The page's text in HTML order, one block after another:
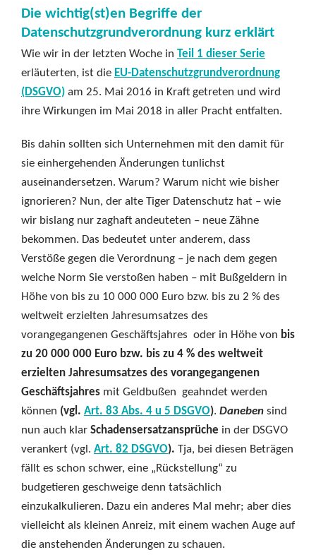
Die wichtig(st)en Begriffe der
Datenschutzgrundverordnung kurz erklärt
Wie wir in der letzten Woche in Teil 1 dieser Serie
erläuterten, ist die EU-Datenschutzgrundverordnung
(DSGVO) am 25. Mai 2016 in Kraft getreten und wird
ihre Wirkungen im Mai 2018 in aller Pracht entfalten.
Bis dahin sollten sich Unternehmen mit den damit für
sie einhergehenden Änderungen tunlichst
auseinandersetzen. Warum? Warum nicht wie bisher
ignorieren? Nun, der alte Tiger Datenschutz hat – wie
wir bislang nur zaghaft andeuteten – neue Zähne
bekommen. Das bedeutet unter anderem, dass
Verstöße gegen die Verordnung – je nach dem gegen
welche Norm Sie verstoßen haben – mit Bußgeldern in
Höhe von bis zu 10 000 000 Euro bzw. bis zu 2 % des
weltweit erzielten Jahresumsatzes des
vorangegangenen Geschäftsjahres oder in Höhe von bis
zu 20 000 000 Euro bzw. bis zu 4 % des weltweit
erzielten Jahresumsatzes des vorangegangenen
Geschäftsjahres mit Geldbußen geahndet werden
können (vgl. Art. 83 Abs. 4 u 5 DSGVO). Daneben sind
nun auch klar Schadensersatzansprüche in der DSGVO
verankert (vgl. Art. 82 DSGVO). Tja, bei diesen Beträgen
fällt es schon schwer, eine „Rückstellung“ zu
budgetieren geschweige denn tatsächlich
einzukalkulieren. Dazu ein anderes Mal mehr; aber dies
vielleicht als kleinen Anreiz, mit einem wachen Auge auf
die anstehenden Änderungen zu schauen.